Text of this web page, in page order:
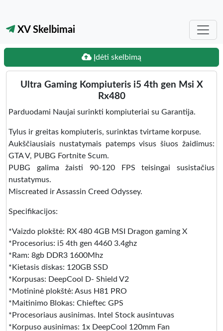
XV Skelbimai
Įdėti skelbimą
Ultra Gaming Kompiuteris i5 4th gen Msi X
Rx480
Parduodami Naujai surinkti kompiuteriai su Garantija.
Tylus ir greitas kompiuteris, surinktas tvirtame korpuse.
Aukščiausiais nustatymais patemps visus šiuos žaidimus:
GTA V, PUBG Fortnite Scum.
PUBG galima žaisti 90-120 FPS teisingai susistačius
nustatymus.
Miscreated ir Assassin Creed Odyssey.
Specifikacijos:
*Vaizdo plokštė: RX 480 4GB MSI Dragon gaming X
*Procesorius: i5 4th gen 4460 3.4ghz
*Ram: 8gb DDR3 1600Mhz
*Kietasis diskas: 120GB SSD
*Korpusas: DeepCool D- Shield V2
*Motininė plokštė: Asus H81 PRO
*Maitinimo Blokas: Chieftec GPS
*Procesoriaus ausinimas. Intel Stock ausintuvas
*Korpuso ausinimas: 1x DeepCool 120mm Fan